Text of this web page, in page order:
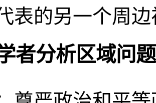
表的另一个周
者分析区域问题